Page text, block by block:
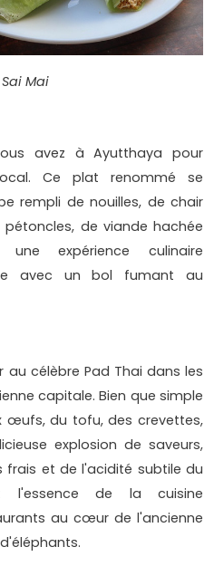
Mai
avez à Ayutthaya pour
Ce plat renommé se
rempli de nouilles, de chair
de viande hachée
expérience culinaire
le avec un bol fumant au
célèbre Pad Thai dans les
capitale. Bien que simple
œufs, du tofu, des crevettes,
explosion de saveurs,
et de l'acidité subtile du
l'essence de la cuisine
au cœur de l'ancienne